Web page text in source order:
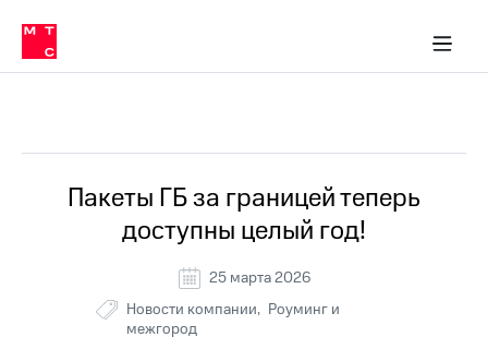
связь
Сервисы и подписки
30% на связь
кабинеты
Мобильная
и
Спутниковое
Деньги
в МТС
Услуги
Личный
кабинет
Пакеты ГБ за границей теперь
доступны целый год!
25 марта 2026
Новости компании Роуминг и
межгород